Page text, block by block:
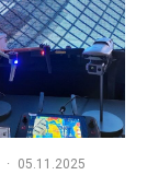
· 05.11.2025